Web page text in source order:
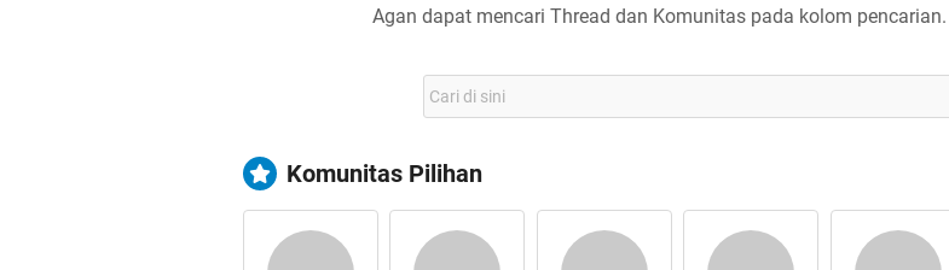
Agan dapat mencari Thread dan Komunitas pada kolom
Komunitas Pilihan